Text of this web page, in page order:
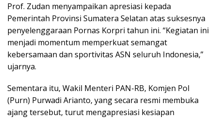
Prof. Zudan menyampaikan apresiasi kepada
Pemerintah Provinsi Sumatera Selatan atas suksesnya
penyelenggaraan Pornas Korpri tahun ini. “Kegiatan ini
menjadi momentum memperkuat semangat
kebersamaan dan sportivitas ASN seluruh Indonesia,”
ujarnya.
Sementara itu, Wakil Menteri PAN-RB, Komjen Pol
(Purn) Purwadi Arianto, yang secara resmi membuka
ajang tersebut, turut mengapresiasi kesiapan